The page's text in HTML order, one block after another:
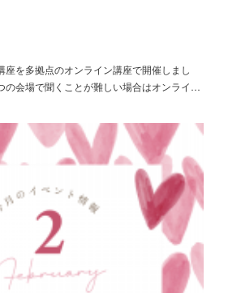
座を多拠点のオンライン講座で開催しまし
の会場で聞くことが難しい場合はオンライ…